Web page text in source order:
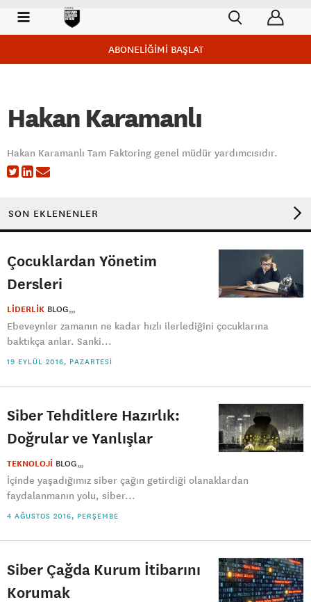
ABONELİĞİMİ BAŞLAT
Hakan Karamanlı
Hakan Karamanlı Tam Faktoring genel müdür yardımcısıdır.
SON EKLENENLER
Çocuklardan Yönetim
Dersleri
LİDERLİK BLOG
Ebeveynler zamanın ne kadar hızlı ilerlediğini çocuklarına
baktıkça anlar. Sanki...
19 EYLÜL 2016, PAZARTESI
Siber Tehditlere Hazırlık:
Doğrular ve Yanlışlar
TEKNOLOJİ BLOG
İçinde yaşadığımız siber çağın getirdiği olanaklardan
faydalanmanın yolu, siber...
4 AĞUSTOS 2016, PERŞEMBE
Siber Çağda Kurum İtibarını
Korumak